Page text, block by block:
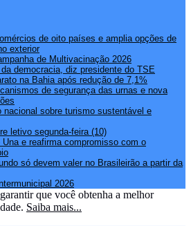
de oito países e amplia opções de
exterior
de Multivacinação 2026
democracia, diz presidente do TSE
na Bahia após redução de 7,1%
de segurança das urnas e nova
nacional sobre turismo sustentável e
letivo segunda-feira (10)
e reafirma compromisso com o
só devem valer no Brasileirão a partir da
2026
que você obtenha a melhor
Saiba mais...